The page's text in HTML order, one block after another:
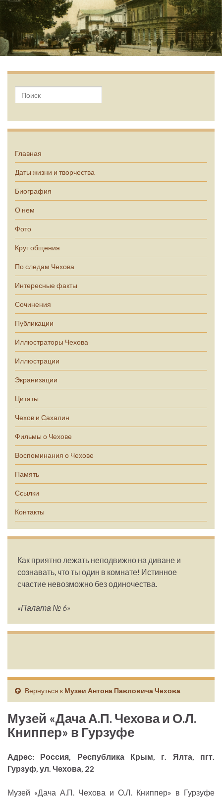
Главная
Даты жизни и творчества
Биография
О нем
Фото
Круг общения
По следам Чехова
Интересные факты
Сочинения
Публикации
Иллюстраторы Чехова
Иллюстрации
Экранизации
Цитаты
Чехов и Сахалин
Фильмы о Чехове
Воспоминания о Чехове
Память
Ссылки
Контакты
Как приятно лежать неподвижно на диване и
сознавать, что ты один в комнате! Истинное
счастие невозможно без одиночества.
«Палата № 6»
Вернуться к Музеи Антона Павловича Чехова
Музей «Дача А.П. Чехова и О.Л.
Книппер» в Гурзуфе
Адрес: Россия, Республика Крым, г. Ялта, пгт.
Гурзуф, ул. Чехова, 22
Музей «Дача А.П. Чехова и О.Л. Книппер» в Гурзуфе